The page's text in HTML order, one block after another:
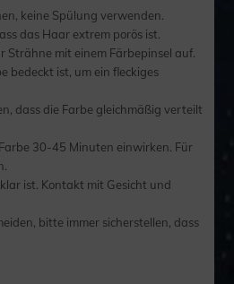
keine Spülung verwenden.
das Haar extrem porös ist.
mit einem Färbepinsel auf.
bedeckt ist, um ein fleckiges
dass die Farbe gleichmäßig verteilt
30-45 Minuten einwirken. Für
ist. Kontakt mit Gesicht und
bitte immer sicherstellen, dass